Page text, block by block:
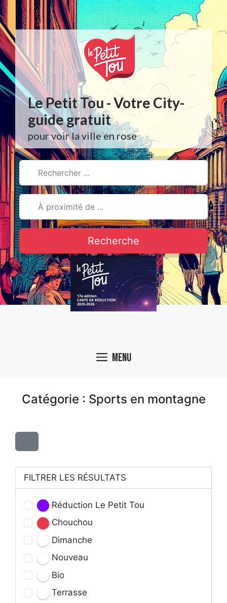
Aller
au
contenu
Le Petit Tou - Votre City-
guide gratuit
pour voir la ville en rose
Recherche
Menu
Catégorie : Sports en montagne
FILTRER LES RÉSULTATS
Réduction Le Petit Tou
Chouchou
Dimanche
Nouveau
Bio
Terrasse